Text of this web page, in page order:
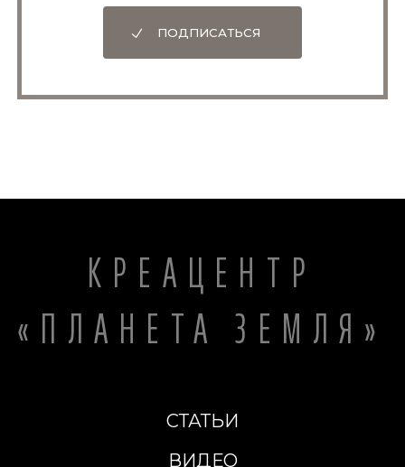
ПОДПИСАТЬСЯ
КРЕАЦЕНТР
«ПЛАНЕТА ЗЕМЛЯ»
СТАТЬИ
ВИДЕО